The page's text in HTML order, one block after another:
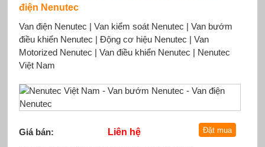
điện Nenutec
Van điện Nenutec | Van kiểm soát Nenutec | Van bướm
điều khiển Nenutec | Động cơ hiệu Nenutec | Van
Motorized Nenutec | Van điều khiển Nenutec | Nenutec
Việt Nam
Giá bán:
Liên hệ